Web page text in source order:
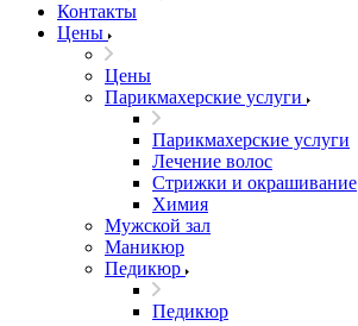
Контакты
Цены
Цены
Парикмахерские услуги
Парикмахерские услуги
Лечение волос
Стрижки и окрашивание
Химия
Мужской зал
Маникюр
Педикюр
Педикюр